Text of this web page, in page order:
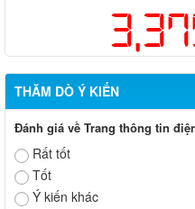
THĂM DÒ Ý KIẾN
Đánh giá về Trang thông tin
Rất tốt
Tốt
Ý kiến khác